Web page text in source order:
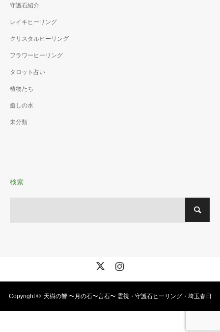
守護石紹介
レイキヒーリング
クリスタルヒーリング
フラワーヒーリング
タロット占い
植物たち
癒しの水
未分類
検索
Copyright © 天樹の響 〜月の石〜言石〜 霊視・守護石ヒーリング・埼玉春日